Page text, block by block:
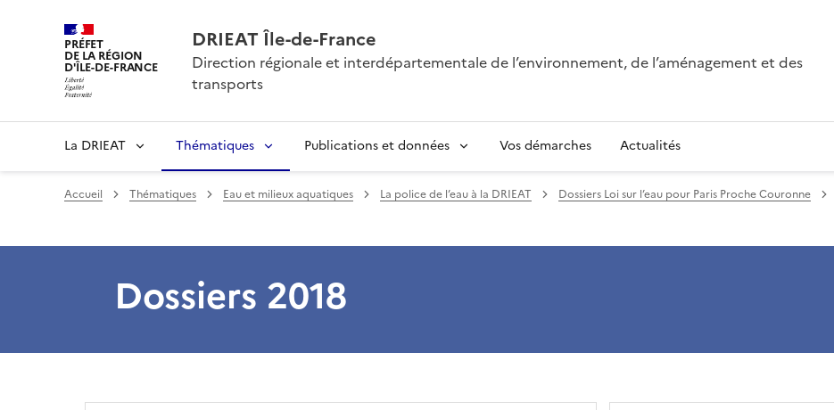
PRÉFET
DE LA RÉGION
D'ÎLE-DE-FRANCE
DRIEAT Île-de-France
Direction régionale et interdépartementale de l’environnement, de l’aménagement et des
transports
La DRIEAT Thématiques Publications et données Vos démarches Actualités
Accueil Thématiques Eau et milieux aquatiques La police de l’eau à la DRIEAT Dossiers Loi sur l’eau pour Paris Proche Couronne
Dossiers 2018